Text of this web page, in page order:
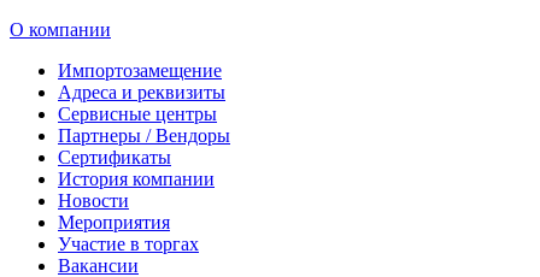
О компании
Импортозамещение
Адреса и реквизиты
Сервисные центры
Партнеры / Вендоры
Сертификаты
История компании
Новости
Мероприятия
Участие в торгах
Вакансии